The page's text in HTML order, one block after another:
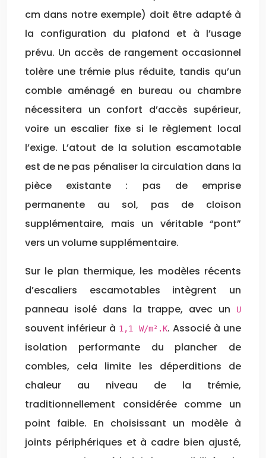
cm dans notre exemple) doit être adapté à
la configuration du plafond et à l’usage
prévu. Un accès de rangement occasionnel
tolère une trémie plus réduite, tandis qu’un
comble aménagé en bureau ou chambre
nécessitera un confort d’accès supérieur,
voire un escalier fixe si le règlement local
l’exige. L’atout de la solution escamotable
est de ne pas pénaliser la circulation dans la
pièce existante : pas de emprise
permanente au sol, pas de cloison
supplémentaire, mais un véritable “pont”
vers un volume supplémentaire.
Sur le plan thermique, les modèles récents
d’escaliers escamotables intègrent un
panneau isolé dans la trappe, avec un
U
souvent inférieur à 1,1 W/m².K. Associé à une
isolation performante du plancher de
combles, cela limite les déperditions de
chaleur au niveau de la trémie,
traditionnellement considérée comme un
point faible. En choisissant un modèle à
joints périphériques et à cadre bien ajusté,